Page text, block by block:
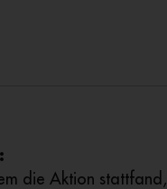
die Aktion